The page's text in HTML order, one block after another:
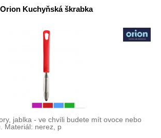
Orion Kuchyňská škrabka
jablka - ve chvíli budete mít ovoce nebo
Materiál: nerez, p